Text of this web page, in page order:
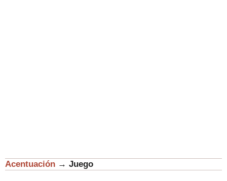
Acentuación → Juego